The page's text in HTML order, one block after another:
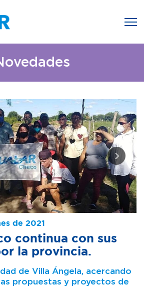
de 2021
continua con sus
la provincia.
de Villa Ángela, acercando
propuestas y proyectos de